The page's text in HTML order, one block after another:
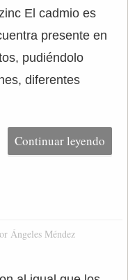
El cadmio es
presente en
pudiéndolo
diferentes
Continuar leyendo
Ángeles Méndez